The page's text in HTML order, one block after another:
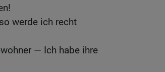
werde ich recht
— Ich habe ihre